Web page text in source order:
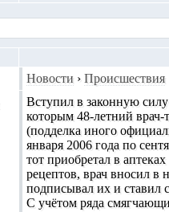
Новости › Происшествия
Вступил в законную
которым 48-летний врач-
(подделка иного
января 2006 года по
тот приобретал в
рецептов, врач вносил в
подписывал их и ставил
С учётом ряда